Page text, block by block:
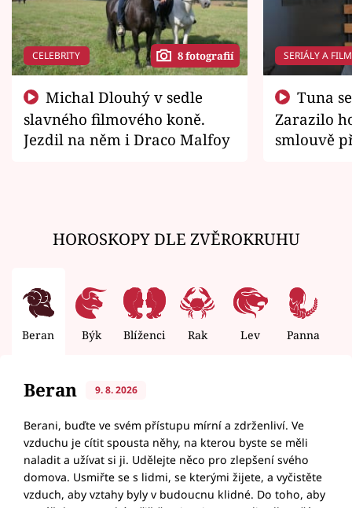
CELEBRITY 8 fotografií
slavného filmového koně.
Jezdil na něm i Draco Malfoy
SERIÁLY A
Zarazilo
smlouvě
HOROSKOPY DLE ZVĚROKRUHU
Beran Býk Blíženci Rak Lev Panna
Beran 9. 8. 2026
Berani, buďte ve svém přístupu mírní a zdrženliví. Ve
vzduchu je cítit spousta něhy, na kterou byste se měli
naladit a užívat si ji. Udělejte něco pro zlepšení svého
domova. Usmiřte se s lidmi, se kterými žijete, a vyčistěte
vzduch, aby vztahy byly v budoucnu klidné. Do toho, aby